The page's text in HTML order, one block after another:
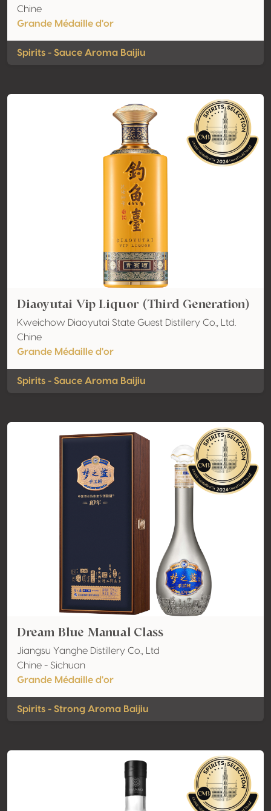
Chine
Grande Médaille d'or
Spirits - Sauce Aroma Baijiu
Diaoyutai Vip Liquor (Third Generation)
Kweichow Diaoyutai State Guest Distillery Co., Ltd.
Chine
Grande Médaille d'or
Spirits - Sauce Aroma Baijiu
Dream Blue Manual Class
Jiangsu Yanghe Distillery Co., Ltd
Chine - Sichuan
Grande Médaille d'or
Spirits - Strong Aroma Baijiu